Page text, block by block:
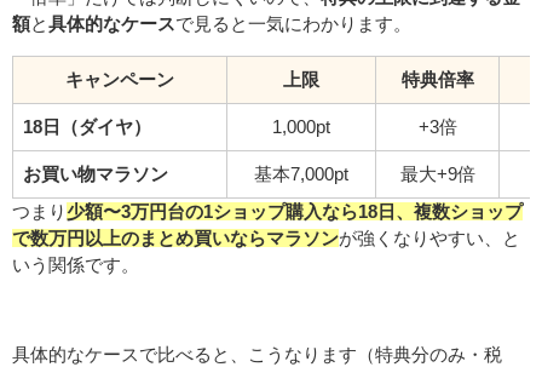
額 と 具体的なケース で見ると一気にわかります。
キャンペーン 上限 特典倍率
18日（ダイヤ） 1,000pt +3倍
お買い物マラソン 基本7,000pt 最大+9倍
つまり 少額〜3万円台の1ショップ購入なら18日、複数ショップ
で数万円以上のまとめ買いならマラソンが強くなりやすい、と
いう関係です。
具体的なケースで比べると、こうなります（特典分のみ・税